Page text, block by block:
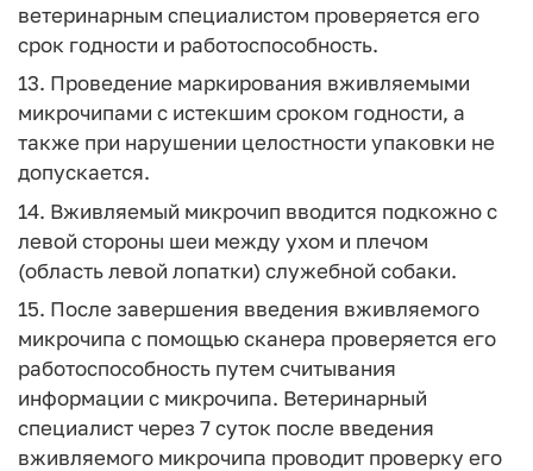
ветеринарным специалистом проверяется его
срок годности и работоспособность.
13. Проведение маркирования вживляемыми
микрочипами с истекшим сроком годности, а
также при нарушении целостности упаковки не
допускается.
14. Вживляемый микрочип вводится подкожно с
левой стороны шеи между ухом и плечом
(область левой лопатки) служебной собаки.
15. После завершения введения вживляемого
микрочипа с помощью сканера проверяется его
работоспособность путем считывания
информации с микрочипа. Ветеринарный
специалист через 7 суток после введения
вживляемого микрочипа проводит проверку его